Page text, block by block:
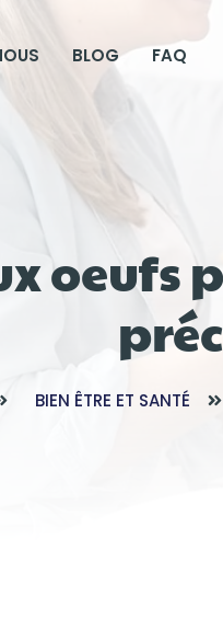
BLOG FAQ
oeufs
BIEN ÊTRE ET SANTÉ